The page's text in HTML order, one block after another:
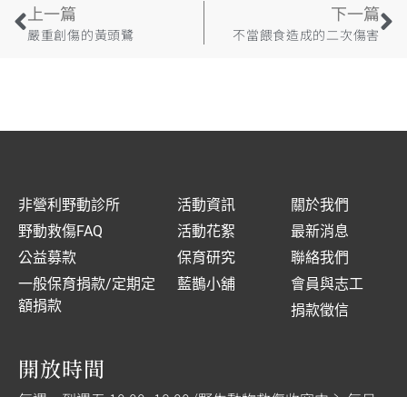
上一篇
嚴重創傷的黃頭鷺
下一篇
不當餵食造成的二次傷害
開放時間
關於我們
最新消息
聯絡我們
會員與志工
捐款徵信
活動資訊
活動花絮
保育研究
藍鵲小舖
非營利野動診所
野動救傷FAQ
公益募款
一般保育捐款/定期定
額捐款